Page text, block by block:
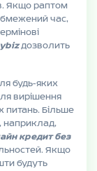
Якщо раптом
час,
дозволить
будь-яких
вирішення
питань. Більше
наприклад,
кредит без
Якщо
будуть